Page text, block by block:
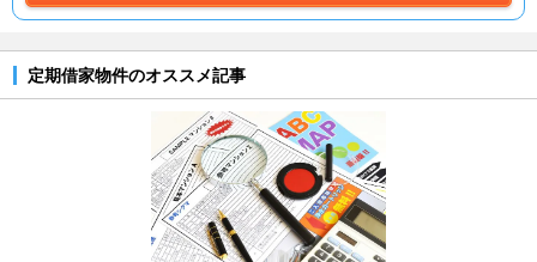
定期借家物件のオススメ記事